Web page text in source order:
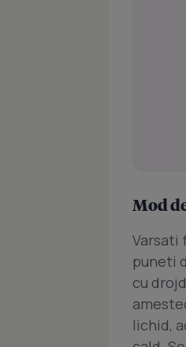
Mod
Varsati
puneti
cu
lichid,